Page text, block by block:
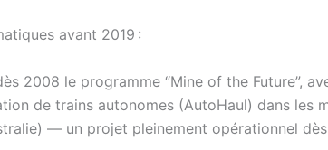
avant 2019 :
2008 le programme “Mine of the Future”,
de trains autonomes (AutoHaul) dans les
— un projet pleinement opérationnel